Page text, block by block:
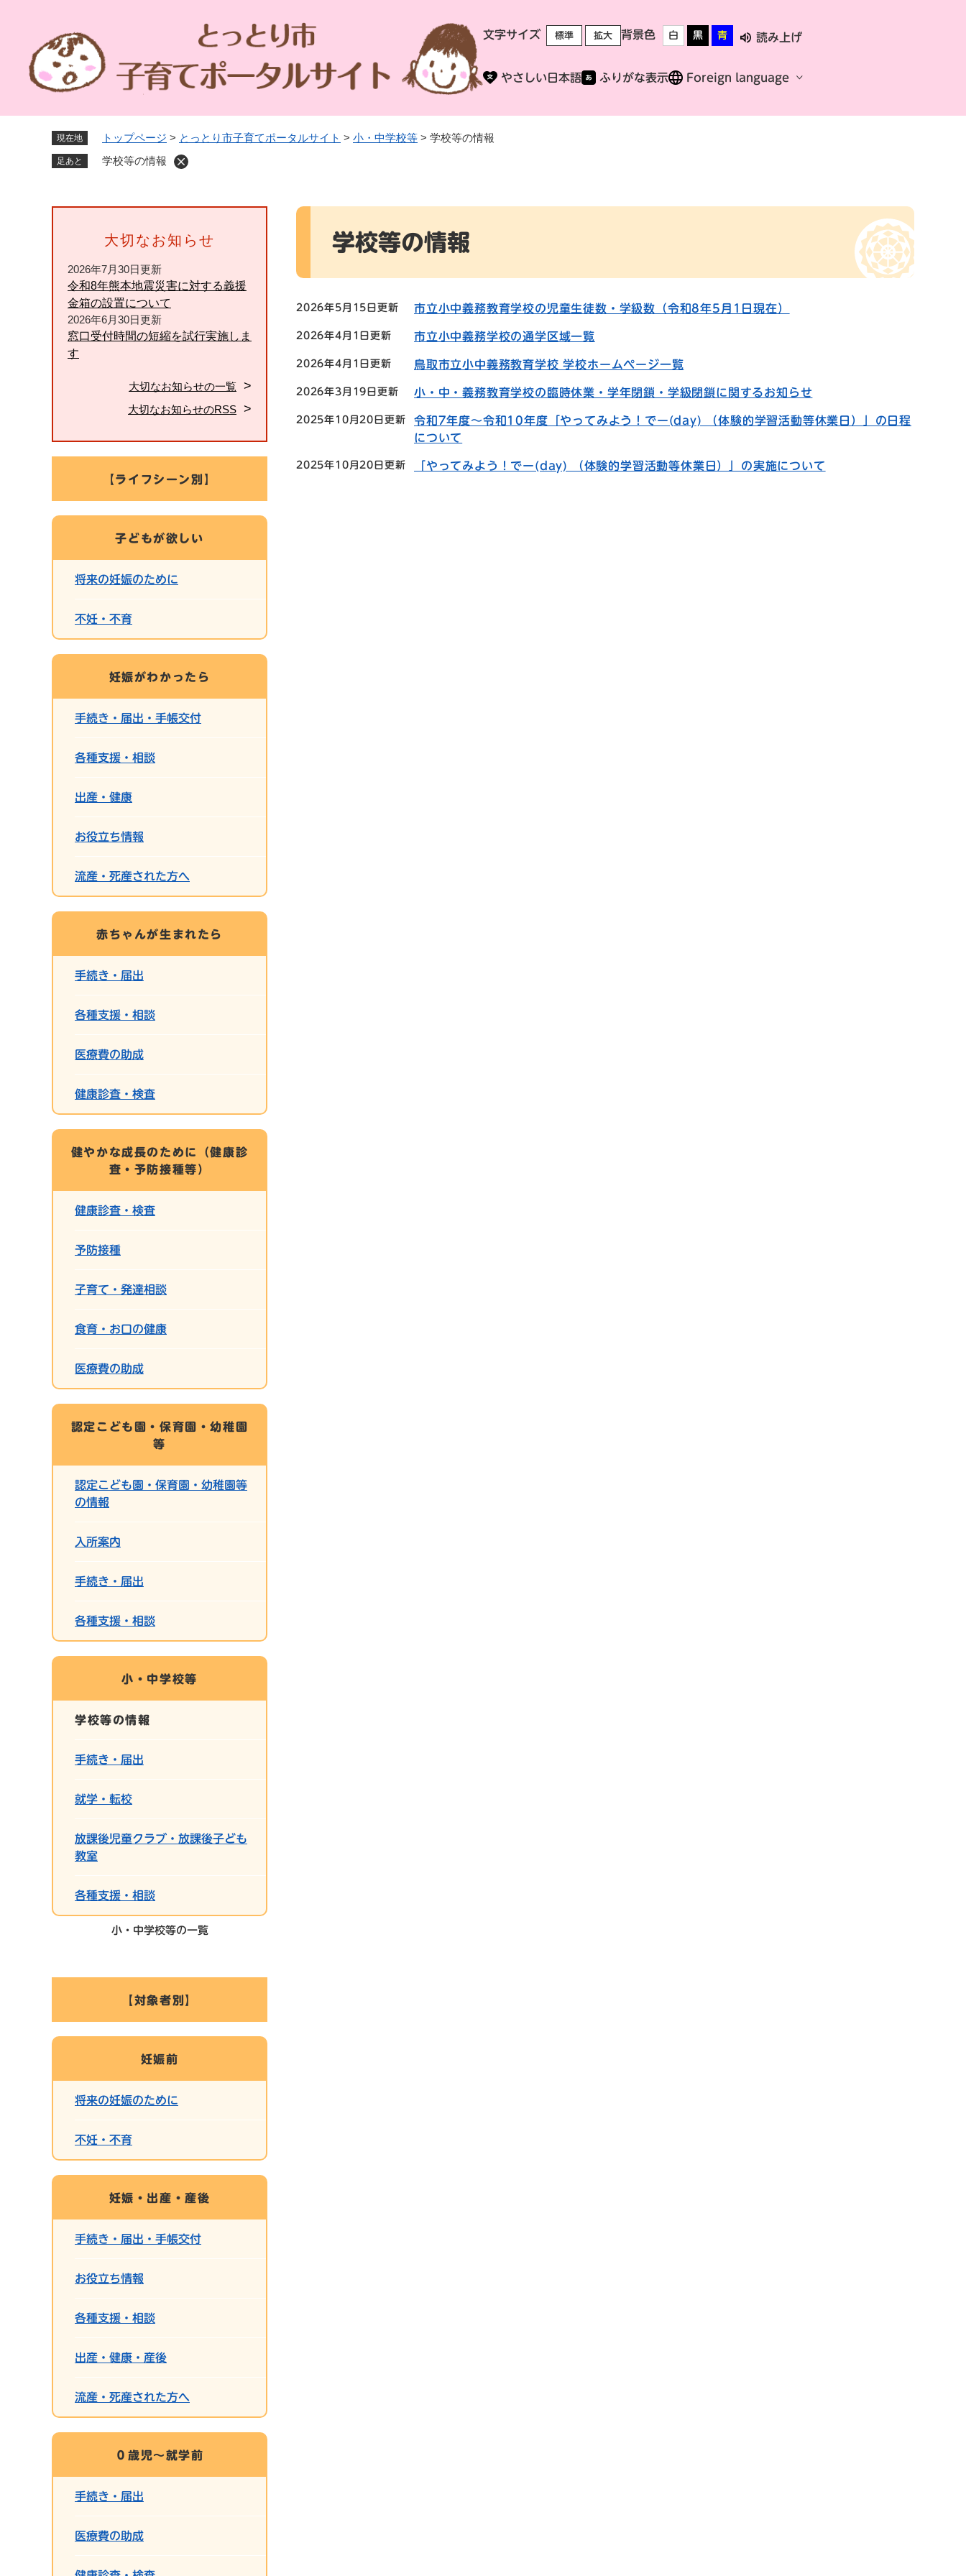
文字サイズ 標準 拡大 背景色 白 黒 青 読み上げ
やさしい日本語 ふりがな表示 Foreign language
現在地 トップページ > とっとり市子育てポータルサイト > 小・中学校等 > 学校等の情報
足あと 学校等の情報
本
学校等の情報
2026年5月15日更新 市立小中義務教育学校の児童生徒数・学級数（令和8年5月1日現在）
2026年4月1日更新 市立小中義務学校の通学区域一覧
2026年4月1日更新 鳥取市立小中義務教育学校 学校ホームページ一覧
2026年3月19日更新 小・中・義務教育学校の臨時休業・学年閉鎖・学級閉鎖に関するお知らせ
2025年10月20日更新
令和7年度～令和10年度「やってみよう！でー(day) （体験的学習活動等休業日）」の日程
について
2025年10月20日更新 「やってみよう！でー(day) （体験的学習活動等休業日）」の実施について
大切なお知らせ
2026年7月30日更新
令和8年熊本地震災害に対する義援
金箱の設置について
2026年6月30日更新
窓口受付時間の短縮を試行実施しま
す
大切なお知らせの一覧
大切なお知らせのRSS
【ライフシーン別】
子どもが欲しい
将来の妊娠のために
不妊・不育
妊娠がわかったら
手続き・届出・手帳交付
各種支援・相談
出産・健康
お役立ち情報
流産・死産された方へ
赤ちゃんが生まれたら
手続き・届出
各種支援・相談
医療費の助成
健康診査・検査
健やかな成長のために（健康診
査・予防接種等）
健康診査・検査
予防接種
子育て・発達相談
食育・お口の健康
医療費の助成
認定こども園・保育園・幼稚園
等
認定こども園・保育園・幼稚園等
の情報
入所案内
手続き・届出
各種支援・相談
小・中学校等
学校等の情報
手続き・届出
就学・転校
放課後児童クラブ・放課後子ども
教室
各種支援・相談
小・中学校等の一覧
【対象者別】
妊娠前
将来の妊娠のために
不妊・不育
妊娠・出産・産後
手続き・届出・手帳交付
お役立ち情報
各種支援・相談
出産・健康・産後
流産・死産された方へ
０歳児～就学前
手続き・届出
医療費の助成